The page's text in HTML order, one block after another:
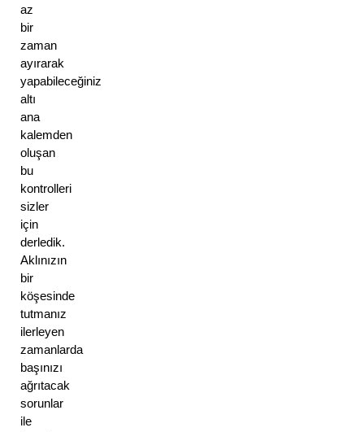
az
bir
zaman
ayırarak
yapabileceğiniz
altı
ana
kalemden
oluşan
bu
kontrolleri
sizler
için
derledik.
Aklınızın
bir
köşesinde
tutmanız
ilerleyen
zamanlarda
başınızı
ağrıtacak
sorunlar
ile